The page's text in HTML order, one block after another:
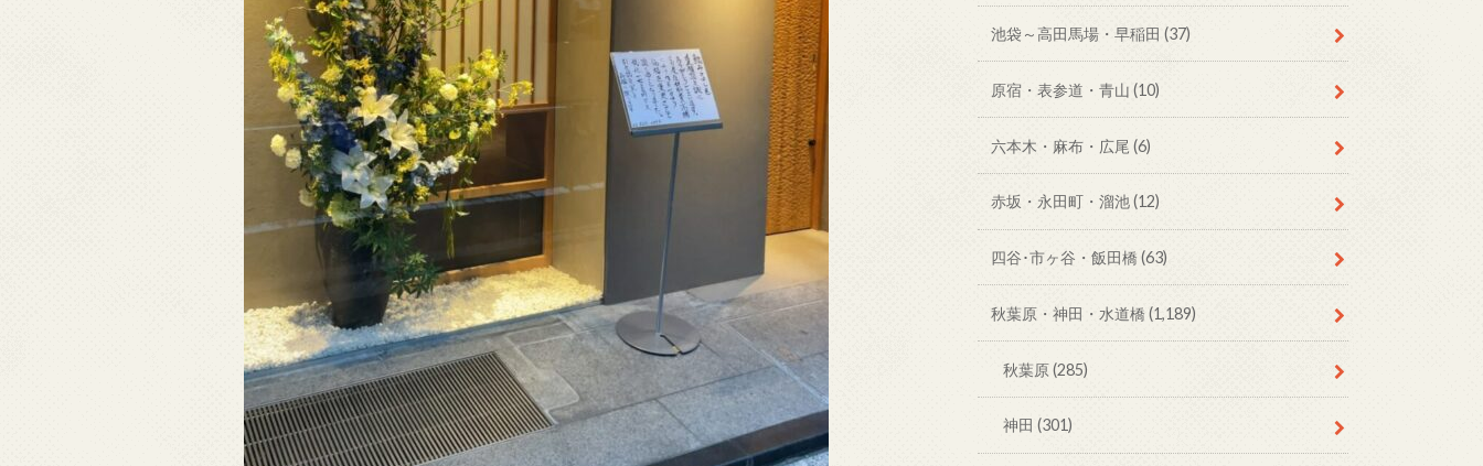
池袋～高田馬場・早稲田 (37)
原宿・表参道・青山 (10)
六本木・麻布・広尾 (6)
赤坂・永田町・溜池(12)
四谷･市ヶ谷・飯田橋 (63)
秋葉原・神田・水道橋 (1,189)
秋葉原(285)
神田(301)